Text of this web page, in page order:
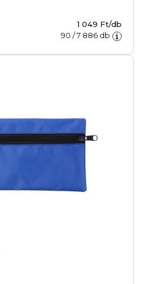
1 049 Ft/db
90 /7 886 db